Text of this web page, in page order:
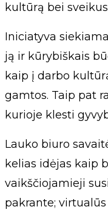
kultūrą bei
Iniciatyva
ją ir kūrybiškais
kaip į darbo
gamtos. Taip pat
kurioje klesti
Lauko biuro
kelias idėjas kaip
vaikščiojamieji
pakrante;